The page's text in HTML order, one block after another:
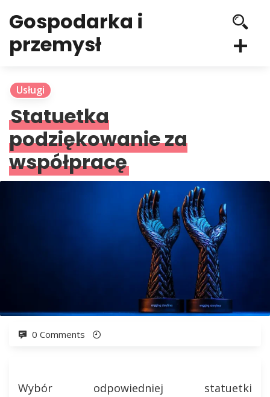
Gospodarka i
przemysł
Usługi
Statuetka
podziękowanie za
współpracę
0 Comments
Wybór odpowiedniej statuetki